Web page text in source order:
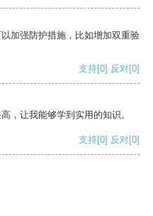
加强防护措施，比如增加双重验
支持[0] 反对[0]
，让我能够学到实用的知识。
支持[0] 反对[0]